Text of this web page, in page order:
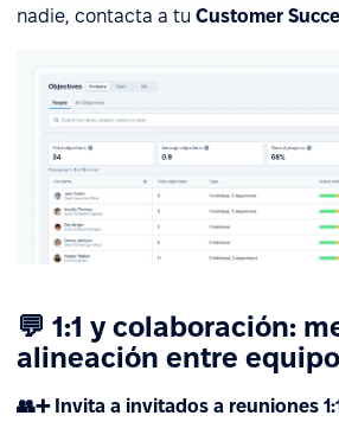
nadie, contacta a tu Customer
💬 1:1 y colaboración:
alineación entre
👥➕ Invita a invitados a reuniones 1:1